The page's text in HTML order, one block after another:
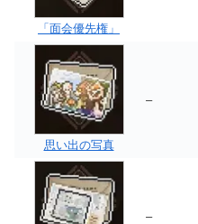
「面会優先権」
思い出の写真
–
–